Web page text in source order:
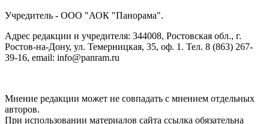
Учредитель - ООО "АОК "Панорама".
Адрес редакции и учредителя: 344008, Ростовская обл., г.
Ростов-на-Дону, ул. Темерницкая, 35, оф. 1. Тел. 8 (863) 267-
39-16, email: info@panram.ru
Мнение редакции может не совпадать с мнением отдельных
авторов.
При использовании материалов сайта ссылка обязательна